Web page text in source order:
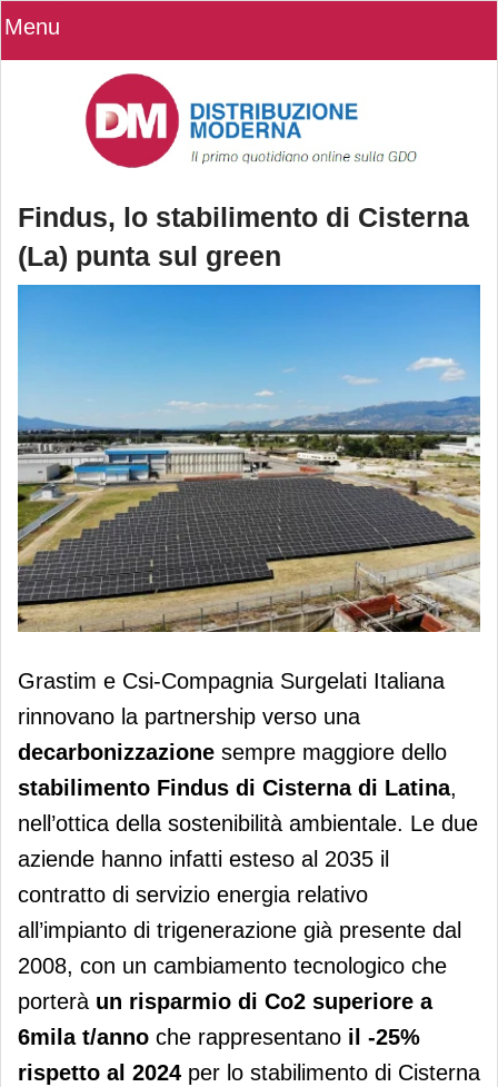
Menu
Findus, lo stabilimento di Cisterna
(La) punta sul green
Findus, lo stabilimento di Cisterna
(La) punta sul green
Grastim e Csi-Compagnia Surgelati Italiana
rinnovano la partnership verso una
decarbonizzazione sempre maggiore dello
stabilimento Findus di Cisterna di Latina,
nell’ottica della sostenibilità ambientale. Le due
aziende hanno infatti esteso al 2035 il
contratto di servizio energia relativo
all’impianto di trigenerazione già presente dal
2008, con un cambiamento tecnologico che
porterà un risparmio di Co2 superiore a
6mila t/anno che rappresentano il -25%
rispetto al 2024 per lo stabilimento di Cisterna